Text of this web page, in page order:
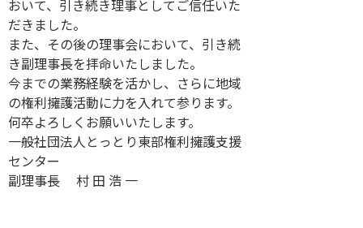
おいて、引き続き理事としてご信任いた
だきました。
また、その後の理事会において、引き続
き副理事長を拝命いたしました。
今までの業務経験を活かし、さらに地域
の権利擁護活動に力を入れて参ります。
何卒よろしくお願いいたします。
一般社団法人とっとり東部権利擁護支援
センター
副理事長 村 田 浩 一